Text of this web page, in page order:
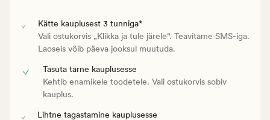
Kätte kauplusest 3 tunniga*
Vali ostukorvis „Klikka ja tule järele“. Teavitame SMS-iga.
Laoseis võib päeva jooksul muutuda.
Tasuta tarne kauplusesse
Kehtib enamikele toodetele. Vali ostukorvis sobiv
kauplus.
Lihtne tagastamine kauplusesse